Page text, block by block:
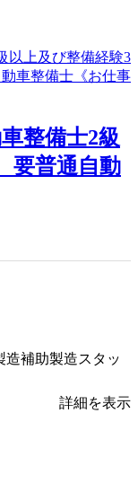
整備士2級
要普通自動
造補助製造スタッ
詳細を表示